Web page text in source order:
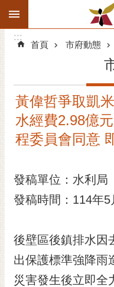
跳到主要內容區塊
搜
階
精彩府城
市府動態
市民互動
黃
:::
:::
首頁 市府動態
黃偉哲爭取凱
水經費2.98億
程委員會同意
發稿單位：水利局
發稿時間：114年
後壁區後鎮排水因
出保護標準強降雨
災害發生後立即全